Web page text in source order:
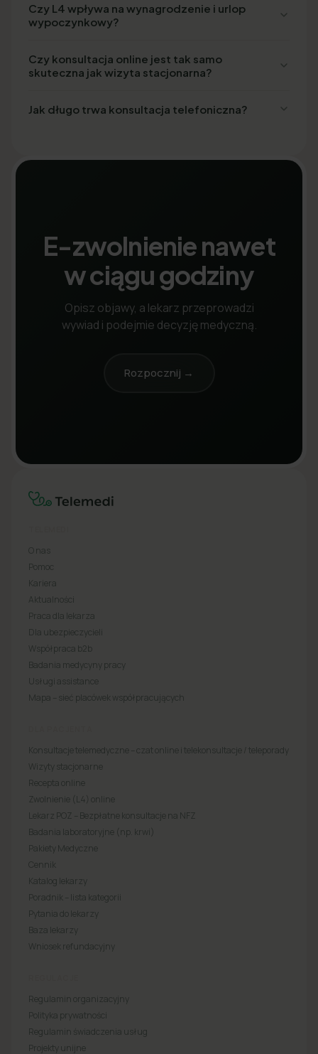
Czy L4 wpływa na wynagrodzenie i urlop
wypoczynkowy?
Czy konsultacja online jest tak samo
skuteczna jak wizyta stacjonarna?
Jak długo trwa konsultacja telefoniczna?
E-zwolnienie nawet
w ciągu godziny
Opisz objawy, a lekarz przeprowadzi
wywiad i podejmie decyzję medyczną.
Rozpocznij →
O nas
Pomoc
Kariera
Aktualności
Praca dla lekarza
Dla ubezpieczycieli
Współpraca b2b
Badania medycyny pracy
Usługi assistance
Mapa – sieć placówek współpracujących
Konsultacje telemedyczne – czat online i telekonsultacje / teleporady
Wizyty stacjonarne
Recepta online
Zwolnienie (L4) online
Lekarz POZ – Bezpłatne konsultacje na NFZ
Badania laboratoryjne (np. krwi)
Pakiety Medyczne
Cennik
Katalog lekarzy
Poradnik – lista kategorii
Pytania do lekarzy
Baza lekarzy
Wniosek refundacyjny
Regulamin organizacyjny
Polityka prywatności
Regulamin świadczenia usług
Projekty unijne